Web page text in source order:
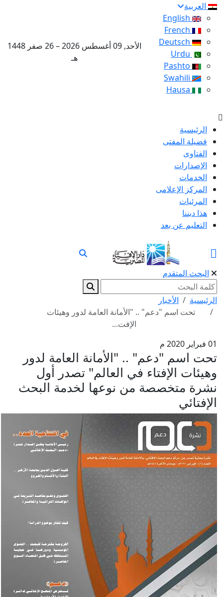
العربية
الأحد, 09 أغسطس 2026 – 26 صفر 1448
هـ
الرئيسية
فضيلة المفتى
الفتاوى
الإصدارات
الخدمات
المركز الإعلامى
المرئيات
هذا ديننا
التعليم عن بعد
البحث المتقدم
الرئيسية
الأخبار
تحت اسم "دعم" .. "الأمانة العامة لدور وهيئات
الإفت...
01 فبراير 2020 م
تحت اسم "دعم" .. "الأمانة العامة لدور
وهيئات الإفتاء في العالم" تصدر أول
نشرة متخصصة من نوعها لخدمة البحث
الإفتائي